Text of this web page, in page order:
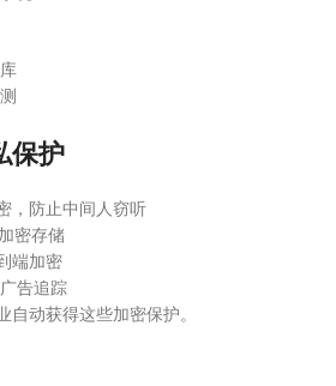
保护
，防止中间人窃听
密存储
端加密
告追踪
自动获得这些加密保护。